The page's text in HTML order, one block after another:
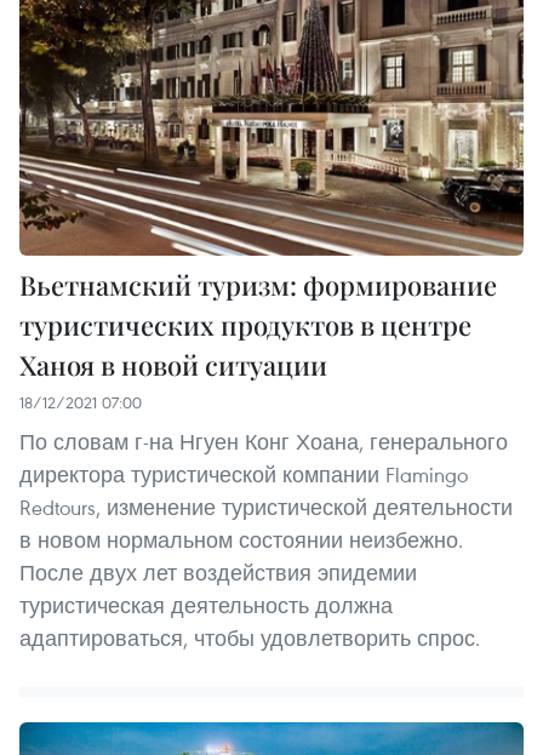
Вьетнамский туризм: формирование
туристических продуктов в центре
Ханоя в новой ситуации
18/12/2021 07:00
По словам г-на Нгуен Конг Хоана, генерального
директора туристической компании Flamingo
Redtours, изменение туристической деятельности
в новом нормальном состоянии неизбежно.
После двух лет воздействия эпидемии
туристическая деятельность должна
адаптироваться, чтобы удовлетворить спрос.